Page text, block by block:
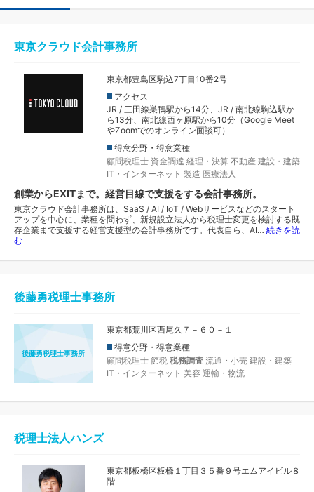
東京クラウド会計事務所
東京都豊島区駒込7丁目10番2号
アクセス
JR / 三田線巣鴨駅から14分、JR / 南北線駒込駅か
ら13分、南北線西ヶ原駅から10分（Google Meet
やZoomでのオンライン面談可）
得意分野・得意業種
顧問税理士 資金調達 経理・決算 不動産 建設・建築
IT・インターネット 製造 医療法人
創業からEXITまで。経営目線で支援をする会計事務所。
東京クラウド会計事務所は、SaaS / AI / IoT / Webサービスなどのスタート
アップを中心に、業種を問わず、新規設立法人から税理士変更を検討する既
存企業まで支援する経営支援型の会計事務所です。代表自ら、AI… 続きを読
む
後藤勇税理士事務所
後藤勇税理士事務所
東京都荒川区西尾久７－６０－１
得意分野・得意業種
顧問税理士 節税 税務調査 流通・小売 建設・建築
IT・インターネット 美容 運輸・物流
税理士法人ハンズ
東京都板橋区板橋１丁目３５番９号エムアイビル８
階